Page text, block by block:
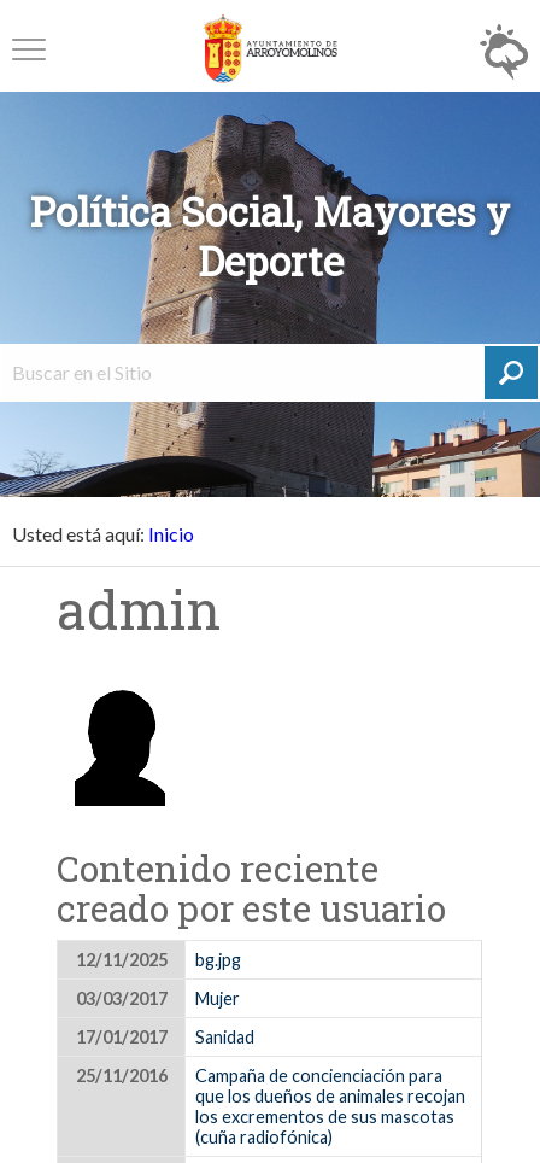
Política Social, Mayores y
Deporte
Usted está aquí: Inicio
admin
Contenido reciente
creado por este usuario
12/11/2025
bg.jpg
03/03/2017
Mujer
17/01/2017
Sanidad
25/11/2016
Campaña de concienciación para
que los dueños de animales recojan
los excrementos de sus mascotas
(cuña radiofónica)